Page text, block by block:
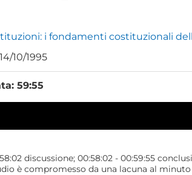
i fondamenti costituzionali
10/1995
59:55
discussione; 00:58:02 - 00:59:55
è compromesso da una lacuna al minuto